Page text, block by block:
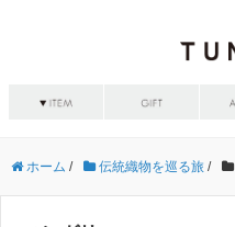
ホーム / 伝統織物を巡る旅 /